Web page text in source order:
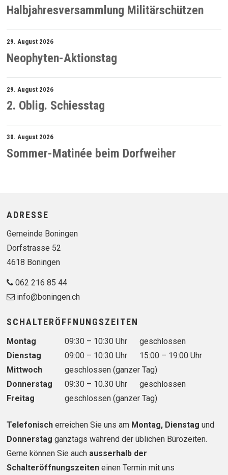
Halbjahresversammlung Militärschützen
Neophyten-Aktionstag
29. August 2026
2. Oblig. Schiesstag
29. August 2026
Sommer-Matinée beim Dorfweiher
30. August 2026
Footer
ADRESSE
Gemeinde Boningen
Dorfstrasse 52
4618 Boningen
062 216 85 44
info@boningen.ch
SCHALTERÖFFNUNGSZEITEN
Wochentag Vormittag Nachmittag
Montag 09:30 – 10:30 Uhr
geschlossen
Dienstag
09:00 – 10:30 Uhr
15:00 – 19:00 Uhr
Mittwoch
geschlossen (ganzer Tag)
Donnerstag
09:30 – 10.30 Uhr
geschlossen
Freitag
geschlossen (ganzer Tag)
Telefonischerreichen Sie uns am Montag, Dienstagund
Donnerstag ganztags während der üblichen Bürozeiten.
Gerne können Sie auch ausserhalb der
Schalteröffnungszeiten einen Termin mit uns